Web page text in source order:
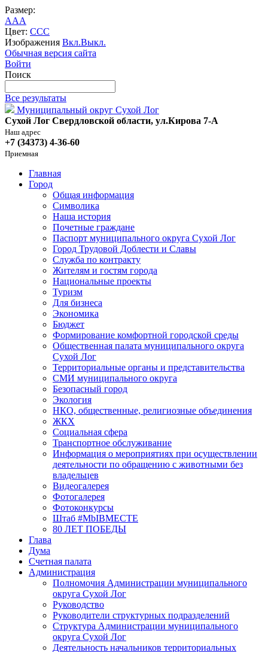
Размер:
AAA
Цвет: CCC
Изображения Вкл.Выкл.
Обычная версия сайта
Войти
Поиск
Все результаты
Муниципальный округ Сухой Лог
Сухой Лог Свердловской области, ул.Кирова 7-А
Наш адрес
+7 (34373) 4-36-60
Приемная
Главная
Город
Общая информация
Символика
Наша история
Почетные граждане
Паспорт муниципального округа Сухой Лог
Город Трудовой Доблести и Славы
Служба по контракту
Жителям и гостям города
Национальные проекты
Туризм
Для бизнеса
Экономика
Бюджет
Формирование комфортной городской среды
Общественная палата муниципального округа
Сухой Лог
Территориальные органы и представительства
СМИ муниципального округа
Безопасный город
Экология
НКО, общественные, религиозные объединения
ЖКХ
Социальная сфера
Транспортное обслуживание
Информация о мероприятиях при осуществлении
деятельности по обращению с животными без
владельцев
Видеогалерея
Фотогалерея
Фотоконкурсы
Штаб #MbIBMECTE
80 ЛЕТ ПОБЕДЫ
Глава
Дума
Счетная палата
Администрация
Полномочия Администрации муниципального
округа Сухой Лог
Руководство
Руководители структурных подразделений
Структура Администрации муниципального
округа Сухой Лог
Деятельность начальников территориальных